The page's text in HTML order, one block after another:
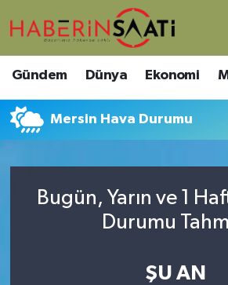
Gündem Dünya Ekonomi
Mersin Hava Durumu
Bugün, Yarın ve 1
Durumu
ŞU AN
Asayiş
Bilim ve Teknoloji
Çevre
Nöbetçi Eczaneler
Hava Durumu
Trafik Durumu
Tüm Manşetler